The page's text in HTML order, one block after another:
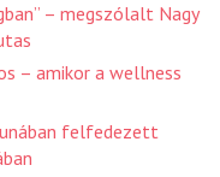
– megszólalt Nagy
– amikor a wellness
felfedezett